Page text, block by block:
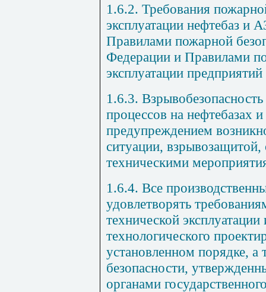
1.6.2. Требования
эксплуатации нефтебаз и
Правилами пожарной
Федерации и Правилами
эксплуатации предприятий
1.6.3.
процессов на нефтебазах
предупреждением
ситуации, взрывозащитой,
техническими
1.6.4. Все
удовлетворять
технической
технологического
установленном порядке,
безопасности,
органами